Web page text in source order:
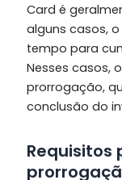
Card é
alguns casos,
tempo para
Nesses casos,
prorrogação,
conclusão do
Requisitos